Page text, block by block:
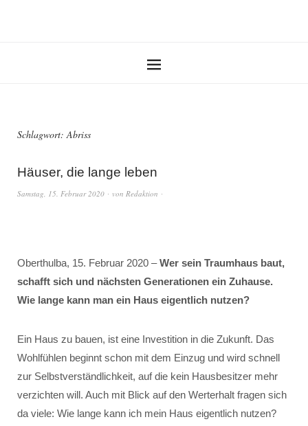
Schlagwort:Abriss
Häuser, die lange leben
Samstag, 15. Februar 2020 von Redaktion
Oberthulba, 15. Februar 2020 –Wer sein Traumhaus baut,
schafft sich und nächsten Generationen ein Zuhause.
Wie lange kann man ein Haus eigentlich nutzen?
Ein Haus zu bauen, ist eine Investition in die Zukunft. Das
Wohlfühlen beginnt schon mit dem Einzug und wird schnell
zur Selbstverständlichkeit, auf die kein Hausbesitzer mehr
verzichten will. Auch mit Blick auf den Werterhalt fragen sich
da viele: Wie lange kann ich mein Haus eigentlich nutzen?